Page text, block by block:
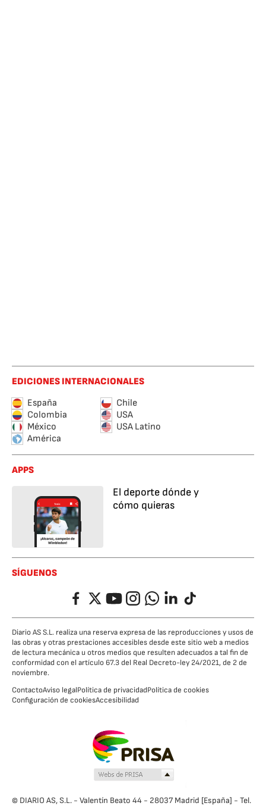
EDICIONES INTERNACIONALES
España
Chile
Colombia
USA
México
USA Latino
América
APPS
El deporte dónde y
cómo quieras
SÍGUENOS
FacebookTwitterYouTubeInstagramWhatsappLinkedIn
TikTok
Diario AS S.L. realiza una reserva expresa de las reproducciones y usos de
las obras y otras prestaciones accesibles desde este sitio web a medios
de lectura mecánica u otros medios que resulten adecuados a tal fin de
conformidad con el artículo 67.3 del Real Decreto-ley 24/2021, de 2 de
noviembre.
ContactoAviso legalPolítica de privacidadPolítica de cookies
Configuración de cookiesAccesibilidad
© DIARIO AS, S.L. - Valentín Beato 44 - 28037 Madrid [España] - Tel.